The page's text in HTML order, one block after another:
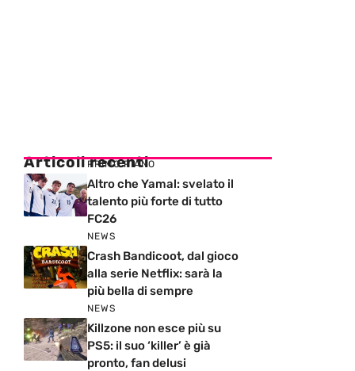
Articoli recenti
PRIMO PIANO
Altro che Yamal: svelato il
talento più forte di tutto
FC26
NEWS
Crash Bandicoot, dal gioco
alla serie Netflix: sarà la
più bella di sempre
NEWS
Killzone non esce più su
PS5: il suo ‘killer’ è già
pronto, fan delusi